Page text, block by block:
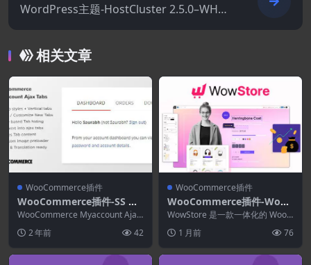
WordPress主题-HostCluster 2.5.0–WHMC
S 托管WordPress主题
相关文章
WooCommerce插件
WooCommerce插件-SS W
ooCommerce Myaccount
Ajax Tabs 2.5.0
WooCommerce Myaccount Ajax
2 年前 42
WooCommerce插件
WooCommerce插件-Wow
Store Pro 2.2.2–古腾堡Woo
Commerce商店生成器
WowStore 是一款一体化的 WooC
您...1 月前 76